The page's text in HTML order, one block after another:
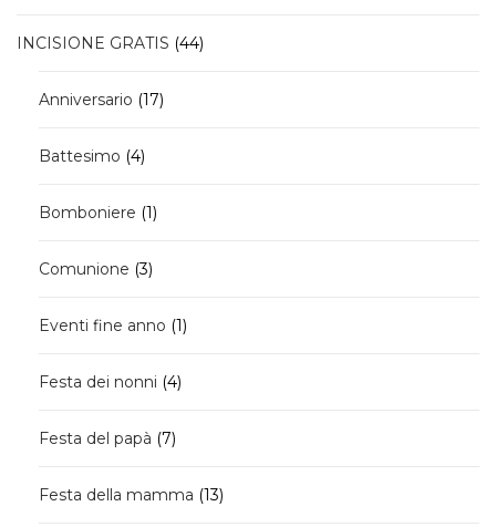
INCISIONE GRATIS 4444
Anniversario 1717
Battesimo 44
Bomboniere 11
Comunione 33
Eventi fine anno 11
Festa dei nonni 44
Festa del papà 77
Festa della mamma 1313